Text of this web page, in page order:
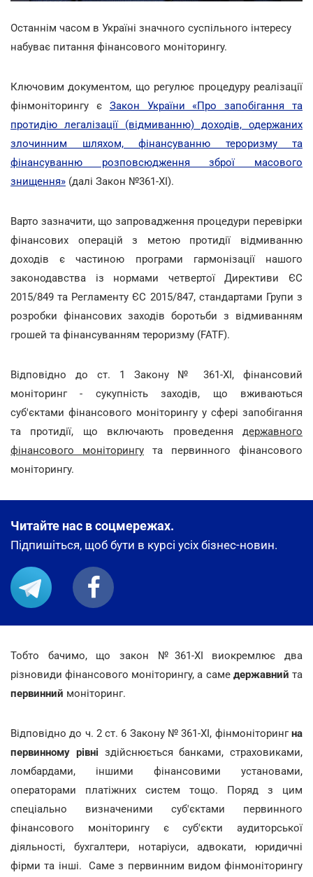
Останнім часом в Україні значного суспільного інтересу
набуває питання фінансового моніторингу.
Ключовим документом, що регулює процедуру реалізації
фінмоніторингу є Закон України «Про запобігання та
протидію легалізації (відмиванню) доходів, одержаних
злочинним шляхом, фінансуванню тероризму та
фінансуванню розповсюдження зброї масового
знищення» (далі Закон №361-ХІ).
Варто зазначити, що запровадження процедури перевірки
фінансових операцій з метою протидії відмиванню
доходів є частиною програми гармонізації нашого
законодавства із нормами четвертої Директиви ЄС
2015/849 та Регламенту ЄС 2015/847, стандартами Групи з
розробки фінансових заходів боротьби з відмиванням
грошей та фінансуванням тероризму (FATF).
Відповідно до ст. 1 Закону № 361-ХІ, фінансовий
моніторинг - сукупність заходів, що вживаються
суб'єктами фінансового моніторингу у сфері запобігання
та протидії, що включають проведення державного
фінансового моніторингу та первинного фінансового
моніторингу.
Читайте нас в соцмережах.
Підпишіться, щоб бути в курсі усіх бізнес-новин.
Тобто бачимо, що закон №361-ХІ виокремлює два
різновиди фінансового моніторингу, а саме державний та
первинний моніторинг.
Відповідно до ч. 2 ст. 6 Закону № 361-ХІ, фінмоніторингна
первинному рівні здійснюється банками, страховиками,
ломбардами, іншими фінансовими установами,
операторами платіжних систем тощо. Поряд з цим
спеціально визначеними суб'єктами первинного
фінансового моніторингу є суб'єкти аудиторської
діяльності, бухгалтери, нотаріуси, адвокати, юридичні
фірми та інші. Саме з первинним видом фінмоніторингу